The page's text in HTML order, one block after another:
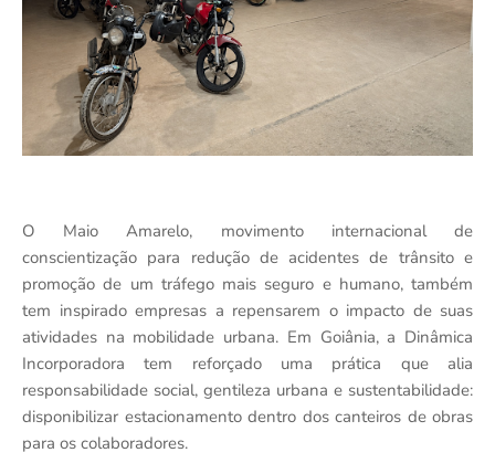
O Maio Amarelo, movimento internacional de
conscientização para redução de acidentes de trânsito e
promoção de um tráfego mais seguro e humano, também
tem inspirado empresas a repensarem o impacto de suas
atividades na mobilidade urbana. Em Goiânia, a Dinâmica
Incorporadora tem reforçado uma prática que alia
responsabilidade social, gentileza urbana e sustentabilidade:
disponibilizar estacionamento dentro dos canteiros de obras
para os colaboradores.